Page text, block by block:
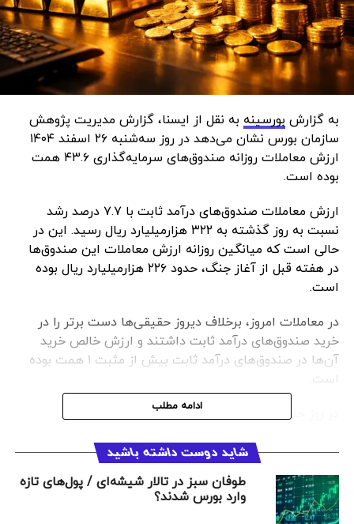
به گزارش بورسینه به نقل از ایسنا، گزارش مدیریت پژوهش
سازمان بورس نشان می‌دهد در روز سه‌شنبه ۲۶ اسفند ۱۴۰۴
ارزش معاملات روزانه صندوق‌های سرمایه‌گذاری ۴۳.۶ همت
بوده است.
ارزش معاملات صندوق‌های درآمد ثابت با ۷.۷ درصد رشد
نسبت به روز گذشته به ۳۲۲ هزارمیلیارد ریال رسید. این در
حالی است که میانگین روزانه ارزش معاملات این صندوق‌ها
در هفته قبل از آغاز جنگ، حدود ۲۲۶ هزارمیلیارد ریال بوده
است.
در معاملات امروز، برخلاف دیروز حقیقی‌ها دست برتر را در
خرید صندوق‌های درآمد ثابت داشتند و ارزش خالص خرید
آن‌ها در صندوق‌های درآمد ثابت بیش از مثبت ۱ همت بوده
در روز جاری ارزش معاملات صندوق‌های طلا ۱۰۵,۴۸۵،
با پشتوانه کالای کشاورزی ۳۶۲ میلیارد ریال بوده است.
همچنین خالص ارزش خرید سهامداران حقیقی در صندوق‌های
ادامه مطلب
شاید دوست داشته باشید
طوفان سبز در تالار شیشه‌ای / پول‌های تازه
وارد بورس شدند؟